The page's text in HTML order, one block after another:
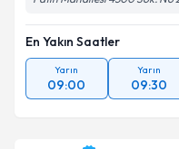
En Yakın Saatler
Yarın
09:00
Yarın
09:30